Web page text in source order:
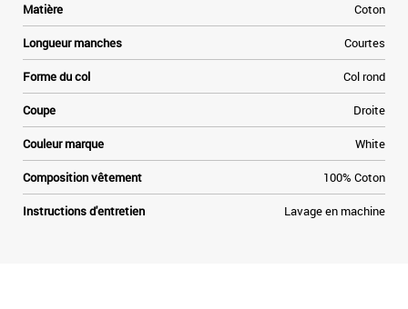
Matière Coton
Longueur manches Courtes
Forme du col Col rond
Coupe Droite
Couleur marque White
Composition vêtement 100% Coton
Instructions d'entretien Lavage en machine